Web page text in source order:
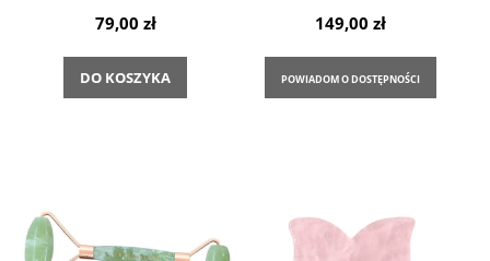
79,00 zł
DO KOSZYKA
149,00 zł
POWIADOM O DOSTĘPNOŚCI